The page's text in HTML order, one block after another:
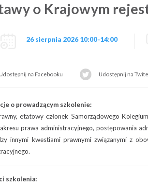
o Krajowym
26 sierpnia 2026 10:00-14:00
Udostępnij na Facebooku Udostępnij na
o prowadzącym szkolenie:
etatowy członek Samorządowego
prawa administracyjnego, postępowania
innymi kwestiami prawnymi związanymi z
szkolenia: